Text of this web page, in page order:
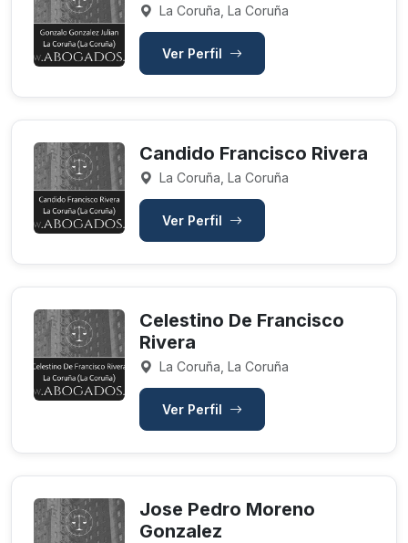
La Coruña, La Coruña
Ver Perfil
Candido Francisco Rivera
La Coruña, La Coruña
Ver Perfil
Celestino De Francisco
Rivera
La Coruña, La Coruña
Ver Perfil
Jose Pedro Moreno
Gonzalez